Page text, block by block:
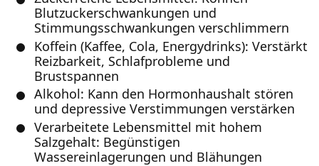
Blutzuckerschwankungen und
Stimmungsschwankungen verschlimmern
Koffein (Kaffee, Cola, Energydrinks): Verstärkt
Reizbarkeit, Schlafprobleme und
Brustspannen
Alkohol: Kann den Hormonhaushalt stören
und depressive Verstimmungen verstärken
Verarbeitete Lebensmittel mit hohem
Salzgehalt: Begünstigen
Wassereinlagerungen und Blähungen